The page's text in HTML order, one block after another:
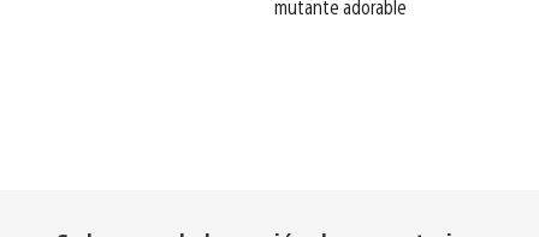
mutante adorable